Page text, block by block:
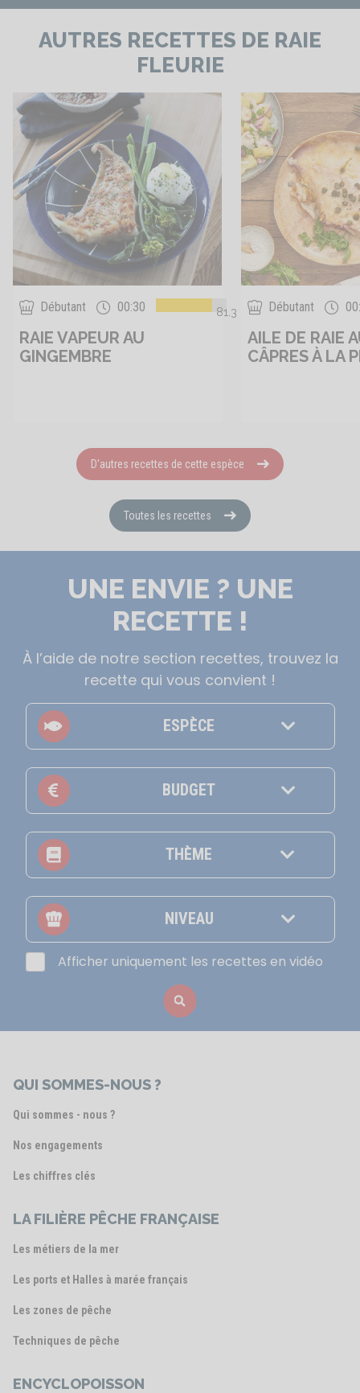
AUTRES RECETTES DE RAIE
FLEURIE
Débutant 00:30 81.3
RAIE VAPEUR AU
GINGEMBRE
Débutant
AILE DE RAIE
CÂPRES À LA
D'autres recettes de cette espèce
Toutes les recettes
UNE ENVIE ? UNE
RECETTE !
À l’aide de notre section recettes, trouvez la
recette qui vous convient !
ESPÈCE
BUDGET
THÈME
NIVEAU
Afficher uniquement les recettes en vidéo
QUI SOMMES-NOUS ?
Qui sommes - nous ?
Nos engagements
Les chiffres clés
LA FILIÈRE PÊCHE FRANÇAISE
Les métiers de la mer
Les ports et Halles à marée français
Les zones de pêche
Techniques de pêche
ENCYCLOPOISSON